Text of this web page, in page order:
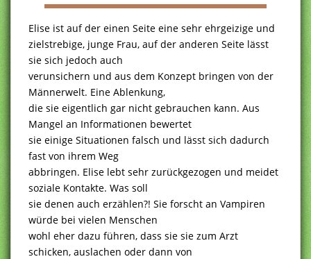
Elise ist auf der einen Seite eine sehr ehrgeizige und
zielstrebige, junge Frau, auf der anderen Seite lässt
sie sich jedoch auch
verunsichern und aus dem Konzept bringen von der
Männerwelt. Eine Ablenkung,
die sie eigentlich gar nicht gebrauchen kann. Aus
Mangel an Informationen bewertet
sie einige Situationen falsch und lässt sich dadurch
fast von ihrem Weg
abbringen. Elise lebt sehr zurückgezogen und meidet
soziale Kontakte. Was soll
sie denen auch erzählen?! Sie forscht an Vampiren
würde bei vielen Menschen
wohl eher dazu führen, dass sie sie zum Arzt
schicken, auslachen oder dann von